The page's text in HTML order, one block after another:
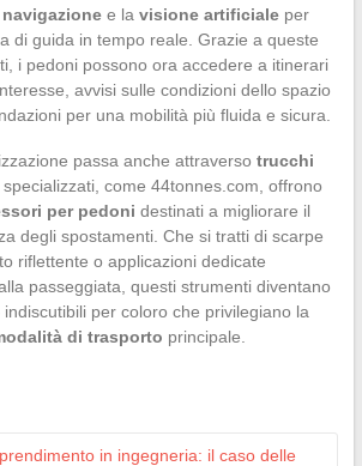
navigazionee la visione artificialeper
di guida in tempo reale. Grazie a queste
i pedoni possono ora accedere a itinerari
avvisi sulle condizioni dello spazio
per una mobilità più fluida e sicura.
passa anche attraverso trucchi
come 44tonnes.com, offrono
per pedoni destinati a migliorare il
degli spostamenti. Che si tratti di scarpe
riflettente o applicazioni dedicate
passeggiata, questi strumenti diventano
per coloro che privilegiano la
di trasporto principale.
in ingegneria: il caso delle